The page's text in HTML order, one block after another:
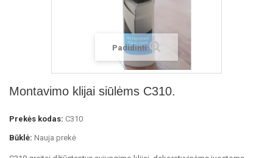
Padidinti
Montavimo klijai siūlėms C310.
Prekės kodas: C310
Būklė: Nauja prekė